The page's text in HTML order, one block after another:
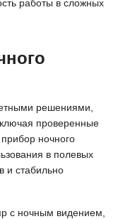
работы в сложных
решениями,
проверенные
ночного
в полевых
и стабильно
с ночным видением,